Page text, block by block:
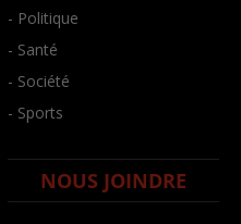
- Politique
- Santé
- Société
- Sports
NOUS JOINDRE